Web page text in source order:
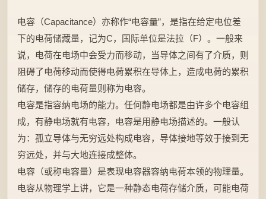
电容（Capacitance）亦称作“电容量”，是指在给定电位差
下的电荷储藏量，记为C，国际单位是法拉（F）。一般来
说，电荷在电场中会受力而移动，当导体之间有了介质，则
阻碍了电荷移动而使得电荷累积在导体上，造成电荷的累积
储存，储存的电荷量则称为电容。
电容是指容纳电场的能力。任何静电场都是由许多个电容组
成，有静电场就有电容，电容是用静电场描述的。一般认
为：孤立导体与无穷远处构成电容，导体接地等效于接到无
穷远处，并与大地连接成整体。
电容（或称电容量）是表现电容器容纳电荷本领的物理量。
电容从物理学上讲，它是一种静态电荷存储介质，可能电荷